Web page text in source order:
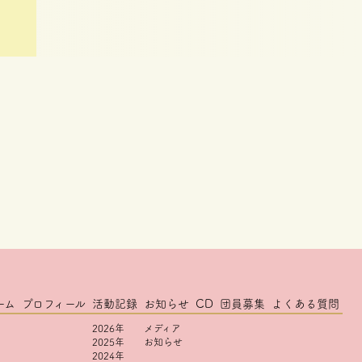
ム プロフィール 活動記録
2026年
2025年
2024年
お知らせ
メディア
お知らせ
CD 団員募集 よくある質問